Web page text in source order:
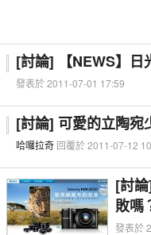
[討論] 【NEWS】
發表於 2011-07-01 17:59
[討論] 可愛的立陶宛
哈囉拉奇回覆於 2011-07-12
[討
敗嗎
發表於